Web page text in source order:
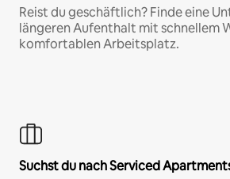
Reist du geschäftlich? Finde eine
längeren Aufenthalt mit schnellem
komfortablen Arbeitsplatz.
Suchst du nach Serviced